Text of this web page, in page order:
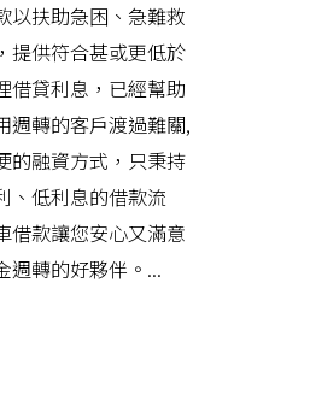
以扶助急困、急難救
提供符合甚或更低於
借貸利息，已經幫助
週轉的客戶渡過難關,
的融資方式，只秉持
、低利息的借款流
借款讓您安心又滿意
週轉的好夥伴。...